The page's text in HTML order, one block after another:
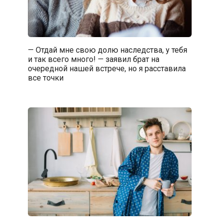
— Отдай мне свою долю наследства, у тебя
и так всего много! — заявил брат на
очередной нашей встрече, но я расставила
все точки